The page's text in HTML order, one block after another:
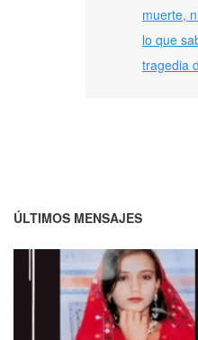
muerte,
lo que
tragedia
ÚLTIMOS MENSAJES